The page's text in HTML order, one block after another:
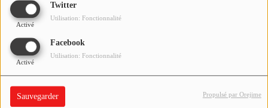
Twitter
Activé
Utilisation: Fonctionnalité
Facebook
Activé
Utilisation: Fonctionnalité
Sauvegarder Propulsé par Orejime
Katy Perry